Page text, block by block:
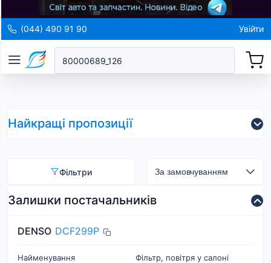
(044) 490 91 90 Увійти
Найкращі пропозиції
Фільтри
Залишки постачальників
DENSO DCF299P
Найменування
Фільтр, повітря у салоні